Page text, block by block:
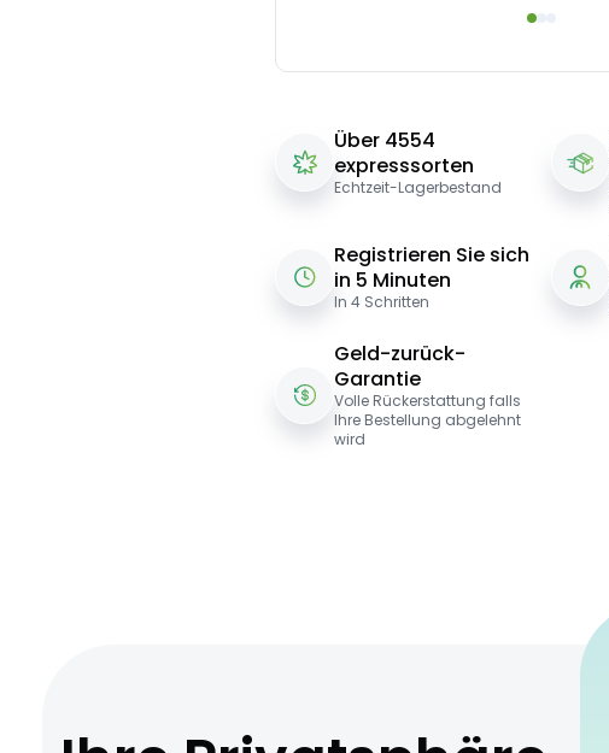
Über 4554
expresssorten
Echtzeit-Lagerbestand
Registrieren Sie sich
in 5 Minuten
In 4 Schritten
Geld-zurück-
Garantie
Volle Rückerstattung falls
Ihre Bestellung abgelehnt
wird